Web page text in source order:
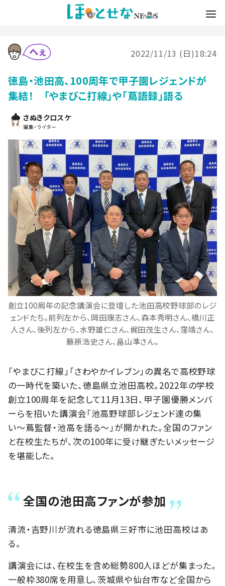
2022/11/13 (日)18:24
徳島・池田高、100周年で甲子園レジェンドが
集結！ 「やまびこ打線」や「蔦語録」語る
さぬきクロスケ
編集・ライター
創立100周年の記念講演会に登壇した池田高校野球部のレジ
ェンドたち。前列左から、岡田康志さん、森本秀明さん、橋川正
人さん、後列左から、水野雄仁さん、梶田茂生さん、窪靖さん、
藤原浩史さん、畠山準さん。
「やまびこ打線」「さわやかイレブン」の異名で高校野球
の一時代を築いた、徳島県立池田高校。2022年の学校
創立100周年を記念して11月13日、甲子園優勝メンバ
ーらを招いた講演会「池高野球部レジェンド達の集
い〜蔦監督・池高を語る〜」が開かれた。全国のファン
と在校生たちが、次の100年に受け継ぎたいメッセージ
を堪能した。
全国の池田高ファンが参加
清流・吉野川が流れる徳島県三好市に池田高校はあ
る。
講演会には、在校生を含め総勢800人ほどが集まった。
一般枠380席を用意し、茨城県や仙台市など全国から